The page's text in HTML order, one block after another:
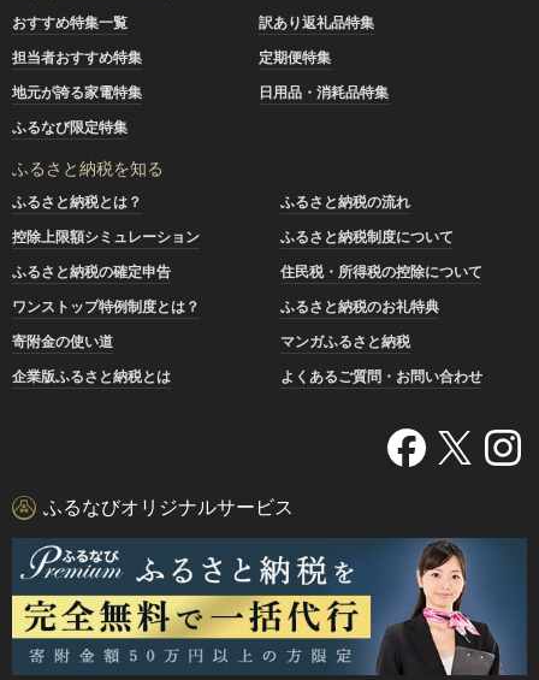
おすすめ特集一覧
訳あり返礼品特集
担当者おすすめ特集
定期便特集
地元が誇る家電特集
日用品・消耗品特集
ふるなび限定特集
ふるさと納税を知る
ふるさと納税とは？
ふるさと納税の流れ
控除上限額シミュレーション
ふるさと納税制度について
ふるさと納税の確定申告
住民税・所得税の控除について
ワンストップ特例制度とは？
ふるさと納税のお礼特典
寄附金の使い道
マンガふるさと納税
企業版ふるさと納税とは
よくあるご質問・お問い合わせ
ふるなびオリジナルサービス